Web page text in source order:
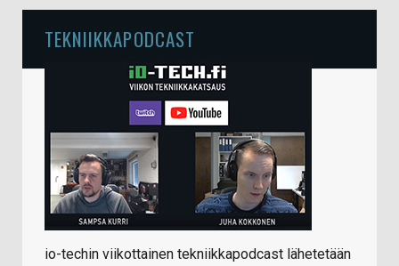
TEKNIIKKAPODCAST
io-techin viikottainen tekniikkapodcast lähetetään